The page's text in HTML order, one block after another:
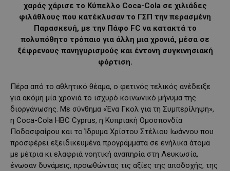
χαράς χάρισε το Κύπελλο Coca-Cola σε χιλιάδες
φιλάθλους που κατέκλυσαν το ΓΣΠ την περασμένη
Παρασκευή, με την Πάφο FC να κατακτά το
πολυπόθητο τρόπαιο για άλλη μια χρονιά, μέσα σε
ξέφρενους πανηγυρισμούς και έντονη συγκινησιακή
φόρτιση.
Πέρα από το αθλητικό θέαμα, ο φετινός τελικός ανέδειξε
για ακόμη μία χρονιά το ισχυρό κοινωνικό μήνυμα της
διοργάνωσης. Με σύνθημα «Ένα Γκολ για τη Συμπερίληψη»,
η Coca-Cola HBC Cyprus, η Κυπριακή Ομοσπονδία
Ποδοσφαίρου και το Ίδρυμα Χρίστου Στέλιου Ιωάννου που
προσφέρει εξειδικευμένα προγράμματα σε ενήλικα άτομα
με μέτρια κι ελαφριά νοητική αναπηρία στη Λευκωσία,
ένωσαν δυνάμεις, προωθώντας τις αξίες της αποδοχής, της